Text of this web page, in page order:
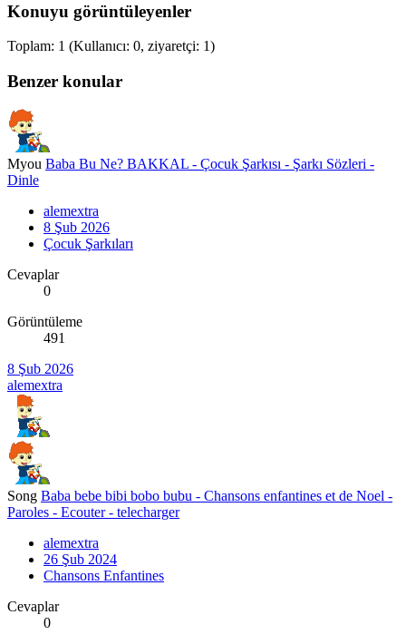
Konuyu görüntüleyenler
Toplam: 1 (Kullanıcı: 0, ziyaretçi: 1)
Benzer konular
Myou Baba Bu Ne? BAKKAL - Çocuk Şarkısı - Şarkı Sözleri -
Dinle
alemextra
8 Şub 2026
Çocuk Şarkıları
Cevaplar
0
Görüntüleme
491
8 Şub 2026
alemextra
Song Baba bebe bibi bobo bubu - Chansons enfantines et de Noel -
Paroles - Ecouter - telecharger
alemextra
26 Şub 2024
Chansons Enfantines
Cevaplar
0